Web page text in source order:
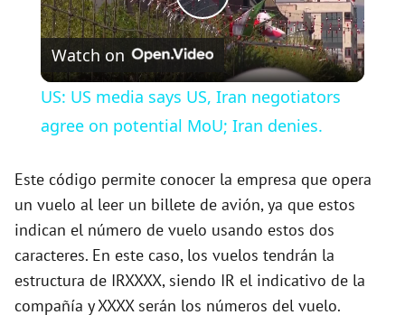
P
a
y
V
i
Watch on
US: US media says US, Iran negotiators
agree on potential MoU; Iran denies.
Este código permite conocer la empresa que opera
un vuelo al leer un billete de avión, ya que estos
indican el número de vuelo usando estos dos
caracteres. En este caso, los vuelos tendrán la
estructura de IRXXXX, siendo IR el indicativo de la
compañía y XXXX serán los números del vuelo.